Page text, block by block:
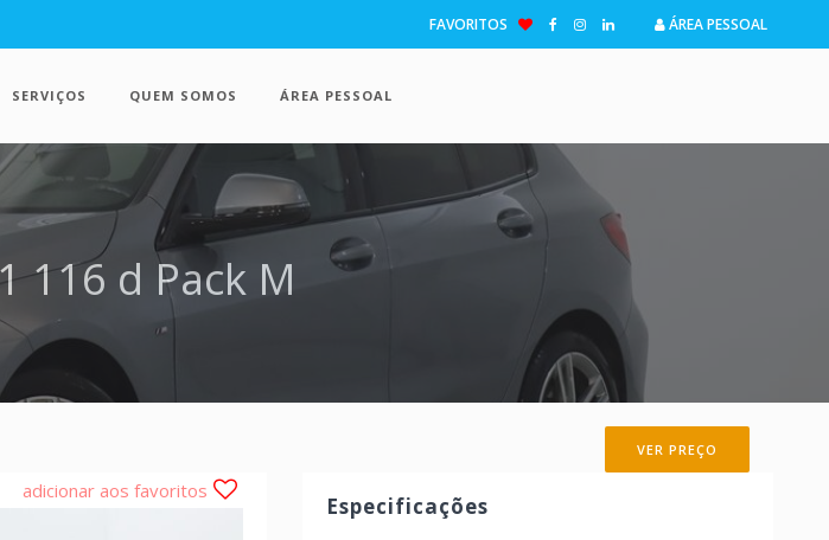
FAVORITOS ÁREA PESSOAL
SERVIÇOS QUEM SOMOS ÁREA PESSOAL
116 d Pack M
VER PREÇO
adicionar aos favoritos
Próxima
Especificações